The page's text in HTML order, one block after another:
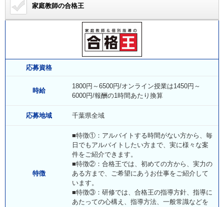
家庭教師の合格王
応募資格
時給
1800円～6500円/オンライン授業は1450円～
6000円/報酬の1時間あたり換算
応募地域 千葉県全域
特徴
■特徴①：アルバイトする時間がない方から、毎
日でもアルバイトしたい方まで、実に様々な案
件をご紹介できます。
■特徴②：合格王では、初めての方から、実力の
ある方まで、ご希望にあうお仕事をご紹介して
います。
■特徴③：研修では、合格王の指導方針、指導に
あたっての心構え、指導方法、一般常識などを